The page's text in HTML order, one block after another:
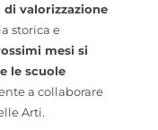
valorizzazione
storica e
mesi si
le scuole
a collaborare
Arti.